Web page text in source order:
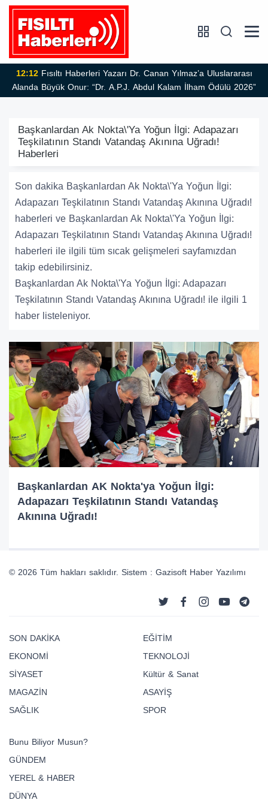
12:12
Alanda Büyük Onur: “Dr. A.P.J. Abdul Kalam İlham Ödülü 2026”
Başkanlardan Ak Nokta\'Ya Yoğun İlgi: Adapazarı
Teşkilatının Standı Vatandaş Akınına Uğradı!
Haberleri
Son dakika Başkanlardan Ak Nokta\'Ya Yoğun İlgi:
Adapazarı Teşkilatının Standı Vatandaş Akınına Uğradı!
haberleri ve Başkanlardan Ak Nokta\'Ya Yoğun İlgi:
Adapazarı Teşkilatının Standı Vatandaş Akınına Uğradı!
haberleri ile ilgili tüm sıcak gelişmeleri sayfamızdan
takip edebilirsiniz.
Başkanlardan Ak Nokta\'Ya Yoğun İlgi: Adapazarı
Teşkilatının Standı Vatandaş Akınına Uğradı! ile ilgili 1
haber listeleniyor.
Başkanlardan AK Nokta'ya Yoğun İlgi:
Adapazarı Teşkilatının Standı Vatandaş
Akınına Uğradı!
© 2026 Tüm hakları saklıdır. Sistem : Gazisoft Haber Yazılımı
SON DAKİKA
EKONOMİ
SİYASET
MAGAZİN
SAĞLIK
EĞİTİM
TEKNOLOJİ
Kültür & Sanat
ASAYİŞ
SPOR
Bunu Biliyor Musun?
GÜNDEM
YEREL & HABER
DÜNYA